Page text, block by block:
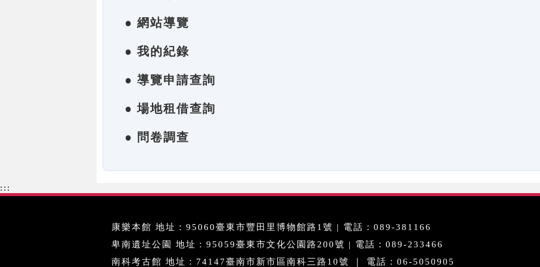
● 網站導覽
● 我的紀錄
● 導覽申請查詢
● 場地租借查詢
● 問卷調查
:::
康樂本館 地址：95060臺東市豐田里博物館路1號 | 電話：089-381166
卑南遺址公園 地址：95059臺東市文化公園路200號 | 電話：089-233466
南科考古館 地址：74147臺南市新市區南科三路10號 ｜ 電話：06-5050905